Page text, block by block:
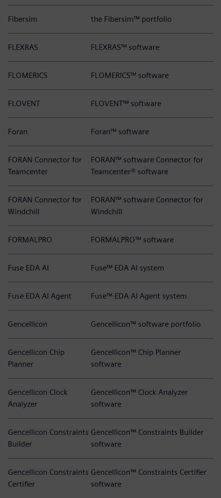
Fibersim the Fibersim™ portfolio
FLEXRAS FLEXRAS™ software
FLOMERICS FLOMERICS™ software
FLOVENT FLOVENT™ software
Foran Foran™ software
FORAN Connector for
Teamcenter
FORAN™ software Connector for
Teamcenter® software
FORAN Connector for
Windchill
FORAN™ software Connector for
Windchill
FORMALPRO FORMALPRO™ software
Fuse EDA AI Fuse™ EDA AI system
Fuse EDA AI Agent Fuse™ EDA AI Agent system
Gencellicon Gencellicon™ software portfolio
Gencellicon Chip
Planner
Gencellicon™ Chip Planner
software
Gencellicon Clock
Analyzer
Gencellicon™ Clock Analyzer
software
Gencellicon Constraints
Builder
Gencellicon™ Constraints Builder
software
Gencellicon Constraints
Certifier
Gencellicon™ Constraints Certifier
software